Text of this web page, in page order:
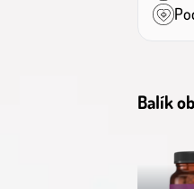
Balík